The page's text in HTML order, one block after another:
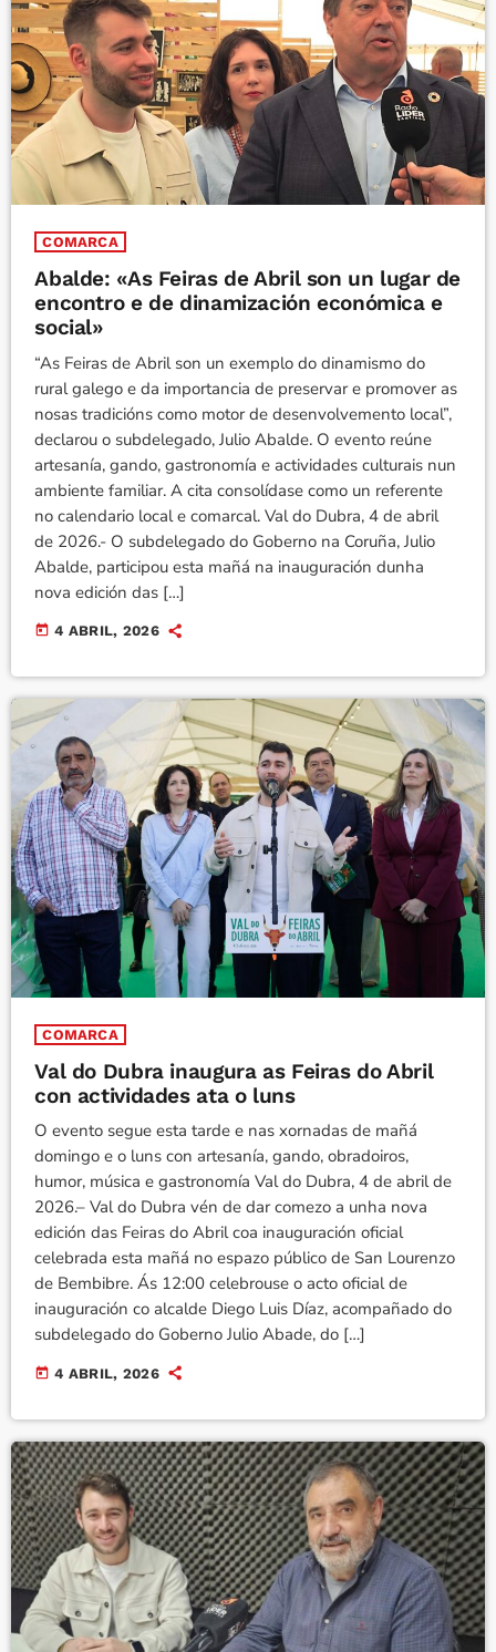
COMARCA
Abalde: «As Feiras de Abril son un lugar de
encontro e de dinamización económica e
social»
“As Feiras de Abril son un exemplo do dinamismo do
rural galego e da importancia de preservar e promover as
nosas tradicións como motor de desenvolvemento local”,
declarou o subdelegado, Julio Abalde. O evento reúne
artesanía, gando, gastronomía e actividades culturais nun
ambiente familiar. A cita consolídase como un referente
no calendario local e comarcal. Val do Dubra, 4 de abril
de 2026.- O subdelegado do Goberno na Coruña, Julio
Abalde, participou esta mañá na inauguración dunha
nova edición das […]
today 4 ABRIL, 2026
COMARCA
Val do Dubra inaugura as Feiras do Abril
con actividades ata o luns
O evento segue esta tarde e nas xornadas de mañá
domingo e o luns con artesanía, gando, obradoiros,
humor, música e gastronomía Val do Dubra, 4 de abril de
2026.– Val do Dubra vén de dar comezo a unha nova
edición das Feiras do Abril coa inauguración oficial
celebrada esta mañá no espazo público de San Lourenzo
de Bembibre. Ás 12:00 celebrouse o acto oficial de
inauguración co alcalde Diego Luis Díaz, acompañado do
subdelegado do Goberno Julio Abade, do […]
today 4 ABRIL, 2026